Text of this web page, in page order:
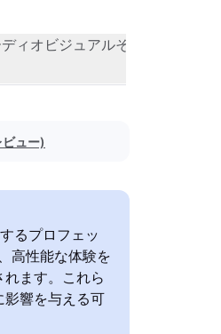
ィオビジュアルその他
ュー)
るプロフェッ
高性能な体験を
ます。これら
影響を与える可